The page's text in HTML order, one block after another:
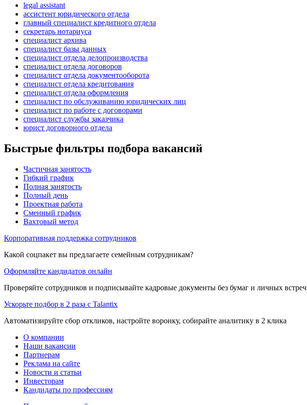
legal assistant
ассистент юридического отдела
главный специалист кредитного отдела
секретарь нотариуса
специалист архива
специалист базы данных
специалист отдела делопроизводства
специалист отдела договоров
специалист отдела документооборота
специалист отдела кредитования
специалист отдела оформления
специалист по обслуживанию юридических лиц
специалист по работе с договорами
специалист службы заказчика
юрист договорного отдела
Быстрые фильтры подбора вакансий
Частичная занятость
Гибкий график
Полная занятость
Полный день
Проектная работа
Сменный график
Вахтовый метод
Корпоративная поддержка сотрудников
Какой соцпакет вы предлагаете семейным сотрудникам?
Оформляйте кандидатов онлайн
Проверяйте сотрудников и подписывайте кадровые документы без бумаг и личных встреч
Ускорьте подбор в 2 раза с Talantix
Автоматизируйте сбор откликов, настройте воронку, собирайте аналитику в 2 клика
О компании
Наши вакансии
Партнерам
Реклама на сайте
Новости и статьи
Инвесторам
Кандидаты по профессиям